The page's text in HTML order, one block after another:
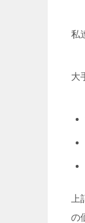
私
大
の